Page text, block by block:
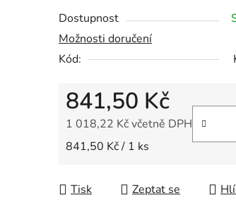
5
hvězdiček.
Dostupnost
Možnosti doručení
Kód:
841,50 Kč
1 018,22 Kč včetně DPH
Měrná cena:
841,50 Kč / 1 ks
Tisk Zeptat se